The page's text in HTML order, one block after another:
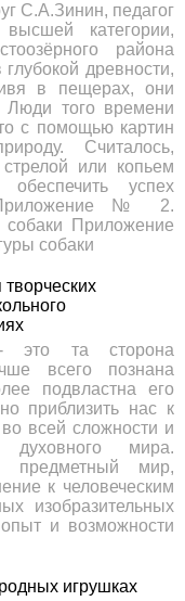
С.А.Зинин, педагог
высшей категории,
района
древности,
в пещерах, они
Люди того времени
с помощью картин
Считалось,
или копьем
успех
Приложение № 2.
собаки Приложение
собаки
творческих
это та сторона
всего познана
подвластна его
приблизить нас к
во всей сложности и
духовного мира.
предметный мир,
к человеческим
изобразительных
и возможности
игрушках